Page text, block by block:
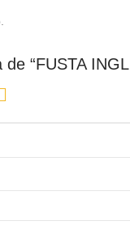
“FUSTA